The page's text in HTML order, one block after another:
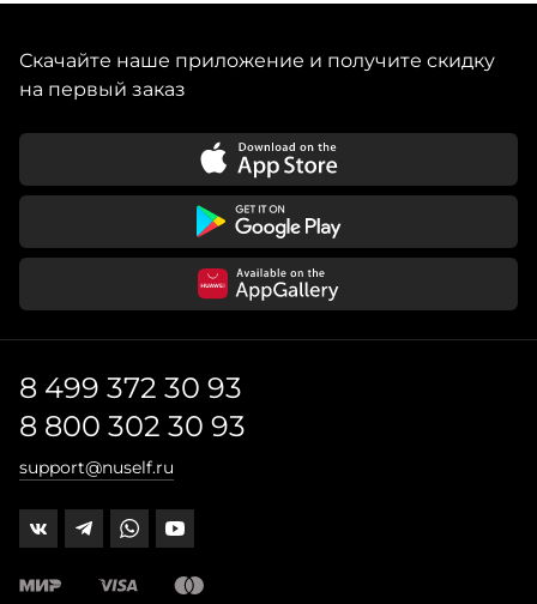
Скачайте наше приложение и получите скидку
на первый заказ
8 499 372 30 93
8 800 302 30 93
support@nuself.ru